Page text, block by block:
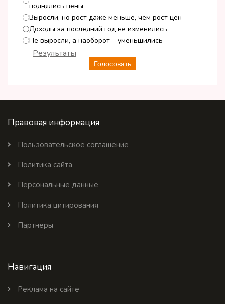
поднялись цены
Выросли, но рост даже меньше, чем рост цен
Доходы за последний год не изменились
Не выросли, а наоборот – уменьшились
Голосовать
Результаты
Правовая информация
Пользовательское соглашение
Политика сайта
Персональные данные
Политика цитирования
Партнеры
Навигация
Реклама на сайте